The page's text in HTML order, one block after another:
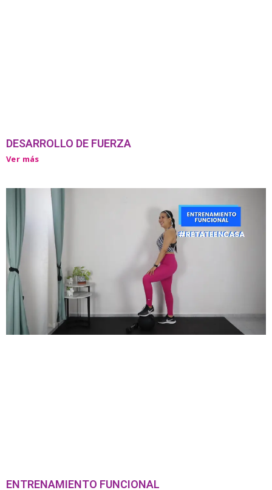
DESARROLLO DE FUERZA
Ver más
ENTRENAMIENTO FUNCIONAL